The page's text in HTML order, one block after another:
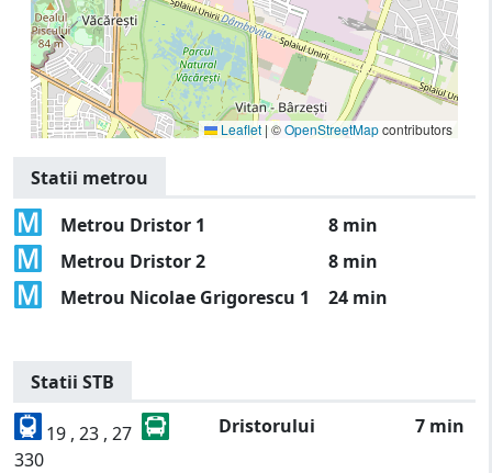
Leaflet | ©OpenStreetMapcontributors
Statii metrou
Metrou Dristor 1
8 min
Metrou Dristor 2
8 min
Metrou Nicolae Grigorescu 1
24 min
Statii STB
19 , 23 , 27
330
Dristorului 7 min